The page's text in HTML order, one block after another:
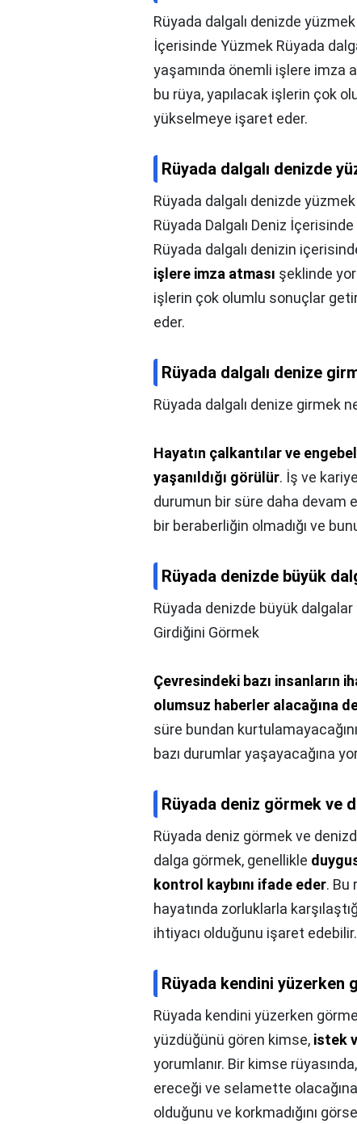
Rüyada dalgalı denizde
İçerisinde Yüzmek Rüyada
yaşamında önemli işlere imza
bu rüya, yapılacak işlerin çok
yükselmeye işaret eder.
Rüyada dalgalı denizde
Rüyada dalgalı denizde
Rüyada Dalgalı Deniz
Rüyada dalgalı denizin
işlere imza atması şeklinde
işlerin çok olumlu sonuçlar
eder.
Rüyada dalgalı denize
Rüyada dalgalı denize girmek
Hayatın çalkantılar ve
yaşanıldığı görülür. İş ve
durumun bir süre daha devam
bir beraberliğin olmadığı ve
Rüyada denizde büyük
Rüyada denizde büyük
Girdiğini Görmek
Çevresindeki bazı insanların
olumsuz haberler alacağına
süre bundan
bazı durumlar yaşayacağına
Rüyada deniz görmek ve
Rüyada deniz görmek ve
dalga görmek, genellikle
kontrol kaybını ifade eder. Bu
hayatında zorluklarla
ihtiyacı olduğunu işaret edebilir.
Rüyada kendini yüzerken
Rüyada kendini yüzerken
yüzdüğünü gören kimse, istek
yorumlanır. Bir kimse
ereceği ve selamette
olduğunu ve korkmadığını